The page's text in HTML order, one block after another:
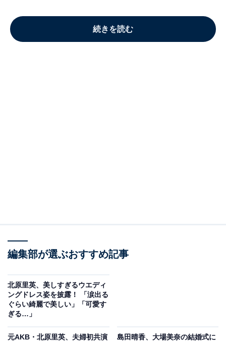
続きを読む
編集部が選ぶおすすめ記事
北原里英、美しすぎるウエディ
ングドレス姿を披露！ 「涙出る
ぐらい綺麗で美しい」「可愛す
ぎる…」
元AKB・北原里英、夫婦初共演
島田晴香、大場美奈の結婚式に